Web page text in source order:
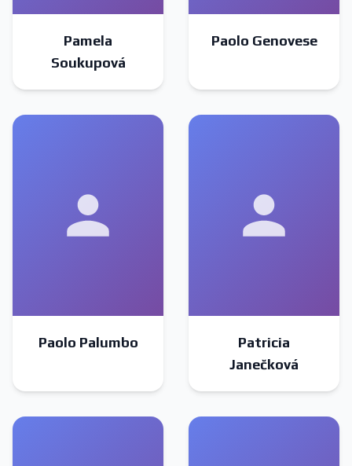
Pamela
Soukupová
Paolo Genovese
Paolo Palumbo
Patricia
Janečková